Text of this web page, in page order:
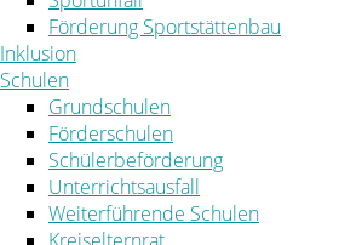
Förderung Sportstättenbau
Inklusion
Schulen
Grundschulen
Förderschulen
Schülerbeförderung
Unterrichtsausfall
Weiterführende Schulen